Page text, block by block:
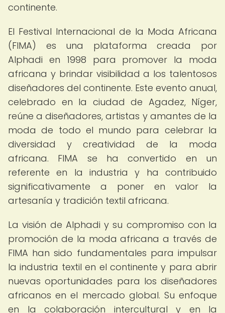
continente.
El Festival Internacional de la Moda Africana
(FIMA) es una plataforma creada por
Alphadi en 1998 para promover la moda
africana y brindar visibilidad a los talentosos
diseñadores del continente. Este evento anual,
celebrado en la ciudad de Agadez, Níger,
reúne a diseñadores, artistas y amantes de la
moda de todo el mundo para celebrar la
diversidad y creatividad de la moda
africana. FIMA se ha convertido en un
referente en la industria y ha contribuido
significativamente a poner en valor la
artesanía y tradición textil africana.
La visión de Alphadi y su compromiso con la
promoción de la moda africana a través de
FIMA han sido fundamentales para impulsar
la industria textil en el continente y para abrir
nuevas oportunidades para los diseñadores
africanos en el mercado global. Su enfoque
en la colaboración intercultural y en la